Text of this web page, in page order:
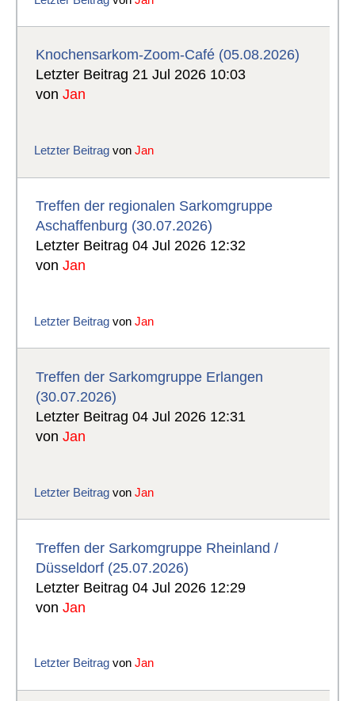
Knochensarkom-Zoom-Café (05.08.2026)
Letzter Beitrag 21 Jul 2026 10:03
vonJan
Letzter Beitrag vonJan
Treffen der regionalen Sarkomgruppe
Aschaffenburg (30.07.2026)
Letzter Beitrag 04 Jul 2026 12:32
vonJan
Letzter Beitrag vonJan
Treffen der Sarkomgruppe Erlangen
(30.07.2026)
Letzter Beitrag 04 Jul 2026 12:31
vonJan
Letzter Beitrag vonJan
Treffen der Sarkomgruppe Rheinland /
Düsseldorf (25.07.2026)
Letzter Beitrag 04 Jul 2026 12:29
vonJan
Letzter Beitrag vonJan